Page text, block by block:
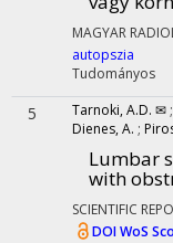
MAGYAR
autopszia
Tudományos
5 Tarnoki, A.D. ✉ ;
Dienes, A. ;
Lumbar
with
SCIENTIFIC
DOIWoS